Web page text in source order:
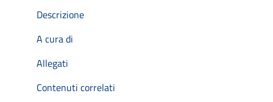
Descrizione
A cura di
Allegati
Contenuti correlati